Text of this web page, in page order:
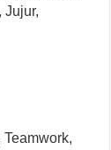
Jujur,